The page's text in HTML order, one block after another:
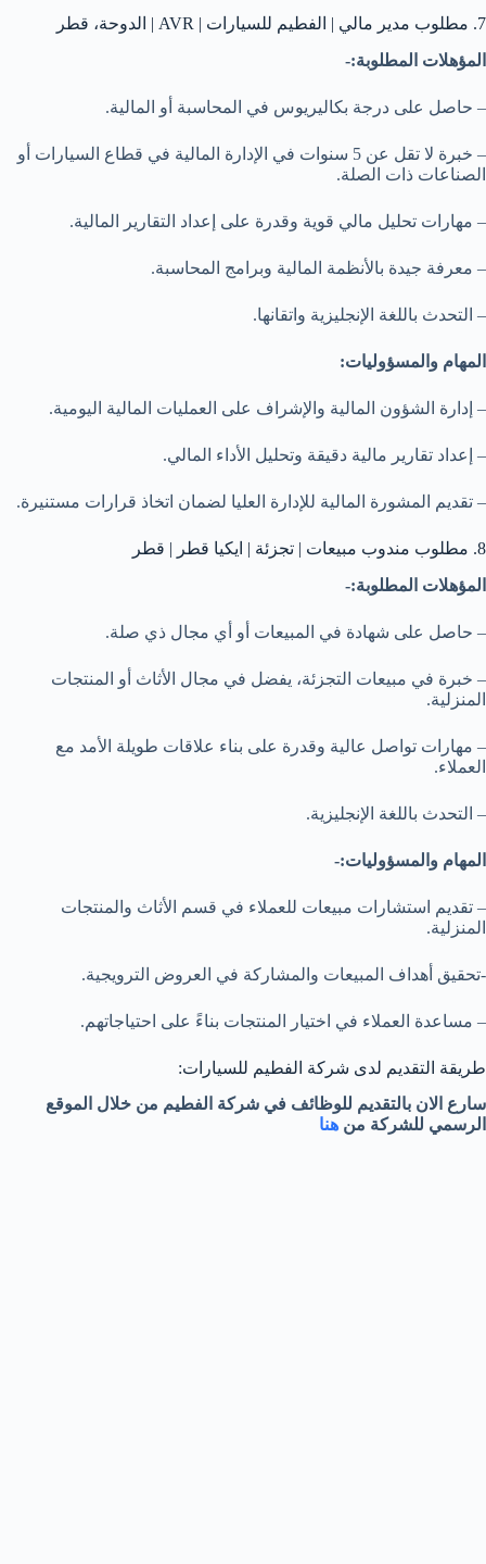
7. مطلوب مدير مالي | الفطيم للسيارات | AVR | الدوحة، قطر
المؤهلات المطلوبة:-
– حاصل على درجة بكاليريوس في المحاسبة أو المالية.
– خبرة لا تقل عن 5 سنوات في الإدارة المالية في قطاع السيارات أو
الصناعات ذات الصلة.
– مهارات تحليل مالي قوية وقدرة على إعداد التقارير المالية.
– معرفة جيدة بالأنظمة المالية وبرامج المحاسبة.
– التحدث باللغة الإنجليزية واتقانها.
المهام والمسؤوليات:
– إدارة الشؤون المالية والإشراف على العمليات المالية اليومية.
– إعداد تقارير مالية دقيقة وتحليل الأداء المالي.
– تقديم المشورة المالية للإدارة العليا لضمان اتخاذ قرارات مستنيرة.
8. مطلوب مندوب مبيعات | تجزئة | ايكيا قطر | قطر
المؤهلات المطلوبة:-
– حاصل على شهادة في المبيعات أو أي مجال ذي صلة.
– خبرة في مبيعات التجزئة، يفضل في مجال الأثاث أو المنتجات
المنزلية.
– مهارات تواصل عالية وقدرة على بناء علاقات طويلة الأمد مع
العملاء.
– التحدث باللغة الإنجليزية.
المهام والمسؤوليات:-
– تقديم استشارات مبيعات للعملاء في قسم الأثاث والمنتجات
المنزلية.
-تحقيق أهداف المبيعات والمشاركة في العروض الترويجية.
– مساعدة العملاء في اختيار المنتجات بناءً على احتياجاتهم.
طريقة التقديم لدى شركة الفطيم للسيارات:
سارع الان بالتقديم للوظائف في شركة الفطيم من خلال الموقع
الرسمي للشركة من هنا